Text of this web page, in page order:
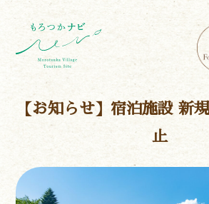
【お知らせ】宿泊施設 新
止